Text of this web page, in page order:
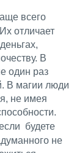
всего
отличает
В
один раз
В магии люди
не имея
будете
не